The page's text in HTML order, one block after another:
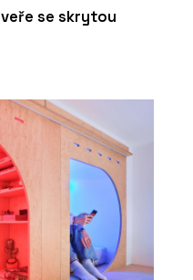
se skrytou